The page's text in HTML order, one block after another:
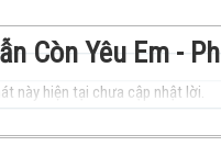
Còn Yêu Em -
này hiện tại chưa cập nhật lời.